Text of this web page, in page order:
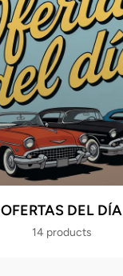
OFERTAS DEL DÍA
14 products